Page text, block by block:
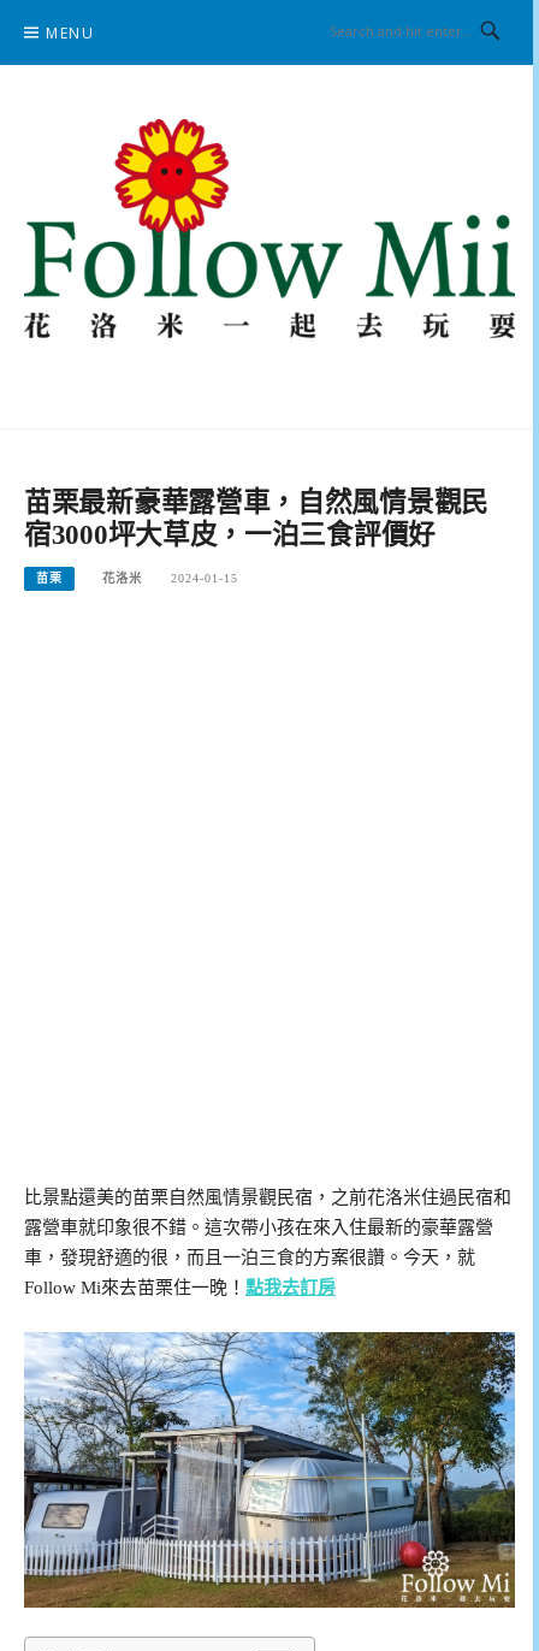
content
MENU
苗栗最新豪華露營車，自然風情景觀民
宿3000坪大草皮，一泊三食評價好
苗栗 花洛米 2024-01-15
比景點還美的苗栗自然風情景觀民宿，之前花洛米住過民宿和
露營車就印象很不錯。這次帶小孩在來入住最新的豪華露營
車，發現舒適的很，而且一泊三食的方案很讚。今天，就
Follow Mi來去苗栗住一晚！ 點我去訂房